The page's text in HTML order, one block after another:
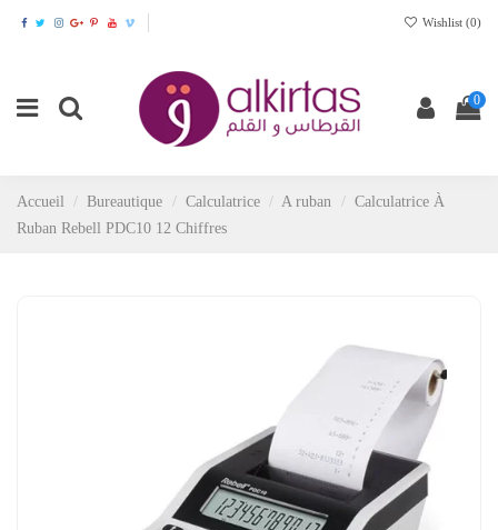
Wishlist (0)
0
Accueil Bureautique Calculatrice A ruban
Calculatrice À
Ruban Rebell PDC10 12 Chiffres